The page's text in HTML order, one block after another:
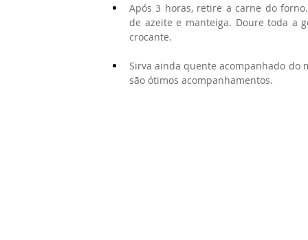
Após 3 horas, retire a carne do
de azeite e manteiga. Doure toda a
crocante.
Sirva ainda quente acompanhado do
são ótimos acompanhamentos.